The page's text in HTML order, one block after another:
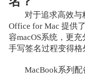
对于追求高效与
Office for Mac 提供
容macOS系统，更
手写签名过程变得格
MacBook系列配